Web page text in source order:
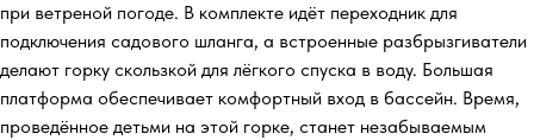
при ветреной погоде. В комплекте идёт переходник для
подключения садового шланга, а встроенные разбрызгиватели
делают горку скользкой для лёгкого спуска в воду. Большая
платформа обеспечивает комфортный вход в бассейн. Время,
проведённое детьми на этой горке, станет незабываемым